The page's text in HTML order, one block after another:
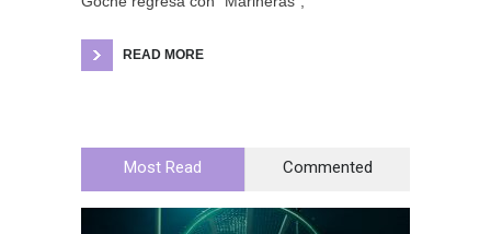
READ MORE
Most Read Commented